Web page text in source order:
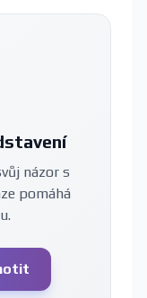
názor s
pomáhá